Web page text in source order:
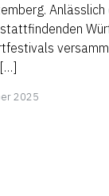
2025